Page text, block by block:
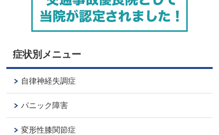
症状別メニュー
自律神経失調症
パニック障害
変形性膝関節症